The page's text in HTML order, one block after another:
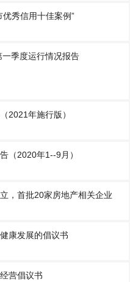
秀信用十佳案例”
季度运行情况报告
2021年施行版）
（2020年1--9月）
，首批20家房地产相关企业
康发展的倡议书
营倡议书